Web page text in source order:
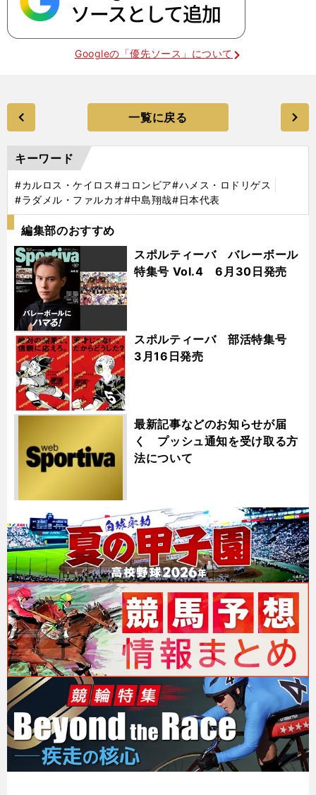
Googleの「優先ソース」について
一覧に戻る
キーワード
#カルロス・ケイロス#コロンビア#ハメス・ロドリゲス
#ラダメル・ファルカオ#中島翔哉#日本代表
編集部のおすすめ
スポルティーバ バレーボール
特集号 Vol.4 6月30日発売
スポルティーバ 部活特集号
3月16日発売
最新記事などのお知らせが届
く プッシュ通知を受け取る方
法について